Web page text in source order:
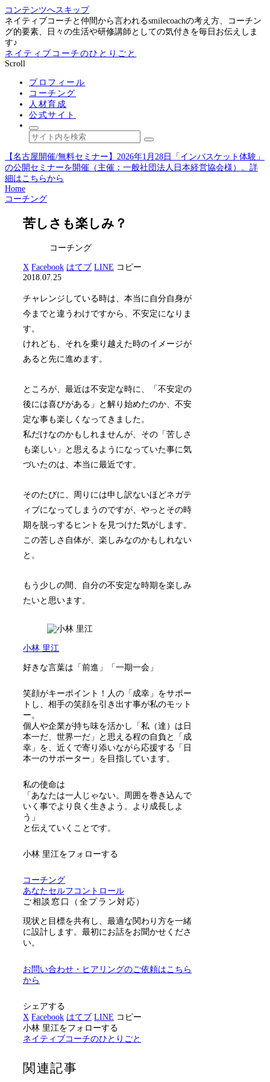
コンテンツへスキップ
ネイティブコーチと仲間から言われるsmilecoachの考え方、コーチン
グ的要素、日々の生活や研修講師としての気付きを毎日お伝えしま
す♪
ネイティブコーチのひとりごと
Scroll
プロフィール
コーチング
人材育成
公式サイト
【名古屋開催/無料セミナー】2026年1月28日「インバスケット体験」
の公開セミナーを開催（主催：一般社団法人日本経営協会様）。詳
細はこちらから
Home
コーチング
苦しさも楽しみ？
コーチング
X Facebook はてブ LINE コピー
2018.07.25
チャレンジしている時は、本当に自分自身が
今までと違うわけですから、不安定になりま
す。
けれども、それを乗り越えた時のイメージが
あると先に進めます。
ところが、最近は不安定な時に、「不安定の
後には喜びがある」と解り始めたのか、不安
定な事も楽しくなってきました。
私だけなのかもしれませんが、その「苦しさ
も楽しい」と思えるようになっていた事に気
づいたのは、本当に最近です。
そのたびに、周りには申し訳ないほどネガテ
ィブになってしまうのですが、やっとその時
期を脱っするヒントを見つけた気がします。
この苦しさ自体が、楽しみなのかもしれない
と。
もう少しの間、自分の不安定な時期を楽しみ
たいと思います。
小林 里江
好きな言葉は「前進」「一期一会」
笑顔がキーポイント！人の「成幸」をサポー
トし、相手の笑顔を引き出す事が私のモット
ー。
個人や企業が持ち味を活かし「私（達）は日
本一だ、世界一だ」と思える程の自負と「成
幸」を、近くで寄り添いながら応援する「日
本一のサポーター」を目指しています。
私の使命は
「あなたは一人じゃない。周囲を巻き込んで
いく事でより良く生きよう。より成長しよ
う」
と伝えていくことです。
小林 里江をフォローする
コーチング
あなたセルフコントロール
ご相談窓口（全プラン対応）
現状と目標を共有し、最適な関わり方を一緒
に設計します。最初にお話をお聞かせくださ
い。
お問い合わせ・ヒアリングのご依頼はこちら
から
シェアする
X Facebook はてブ LINE コピー
小林 里江をフォローする
ネイティブコーチのひとりごと
関連記事